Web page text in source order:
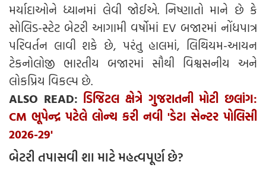
મર્યાદાઓને ધ્યાનમાં લેવી જોઈએ. નિષ્ણાતો માને છે કે
સોલિડ-સ્ટેટ બેટરી આગામી વર્ષોમાં EV બજારમાં નોંધપાત્ર
પરિવર્તન લાવી શકે છે, પરંતુ હાલમાં, લિથિયમ-આયન
ટેકનોલોજી ભારતીય બજારમાં સૌથી વિશ્વસનીય અને
લોકપ્રિય વિકલ્પ છે.
ALSO READ: ડિજિટલ ક્ષેત્રે ગુજરાતની મોટી છલાંગ:
CM ભૂપેન્દ્ર પટેલે લોન્ચ કરી નવી 'ડેટા સેન્ટર પોલિસી
2026-29'
બેટરી તપાસવી શા માટે મહત્વપૂર્ણ છે?